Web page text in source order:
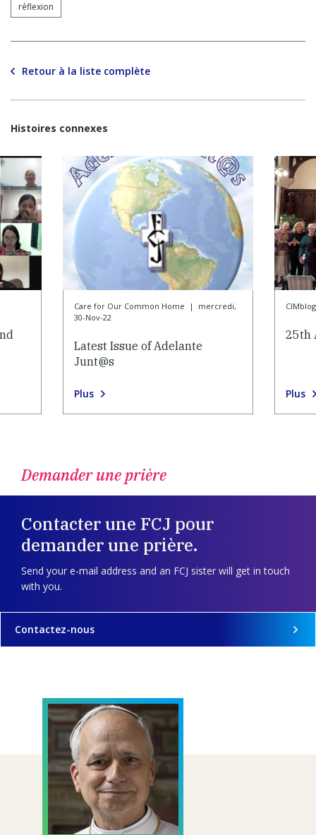
réflexion
Retour à la liste complète
Histoires connexes
Care for Our Common Home |
mercredi,
30-Nov-22
Latest Issue of Adelante
Junt@s
Plus
CIMblog
25th
Plus
Demander une prière
Contacter une FCJ pour
demander une prière.
Send your e-mail address and an FCJ sister will get in touch
with you.
Contactez-nous